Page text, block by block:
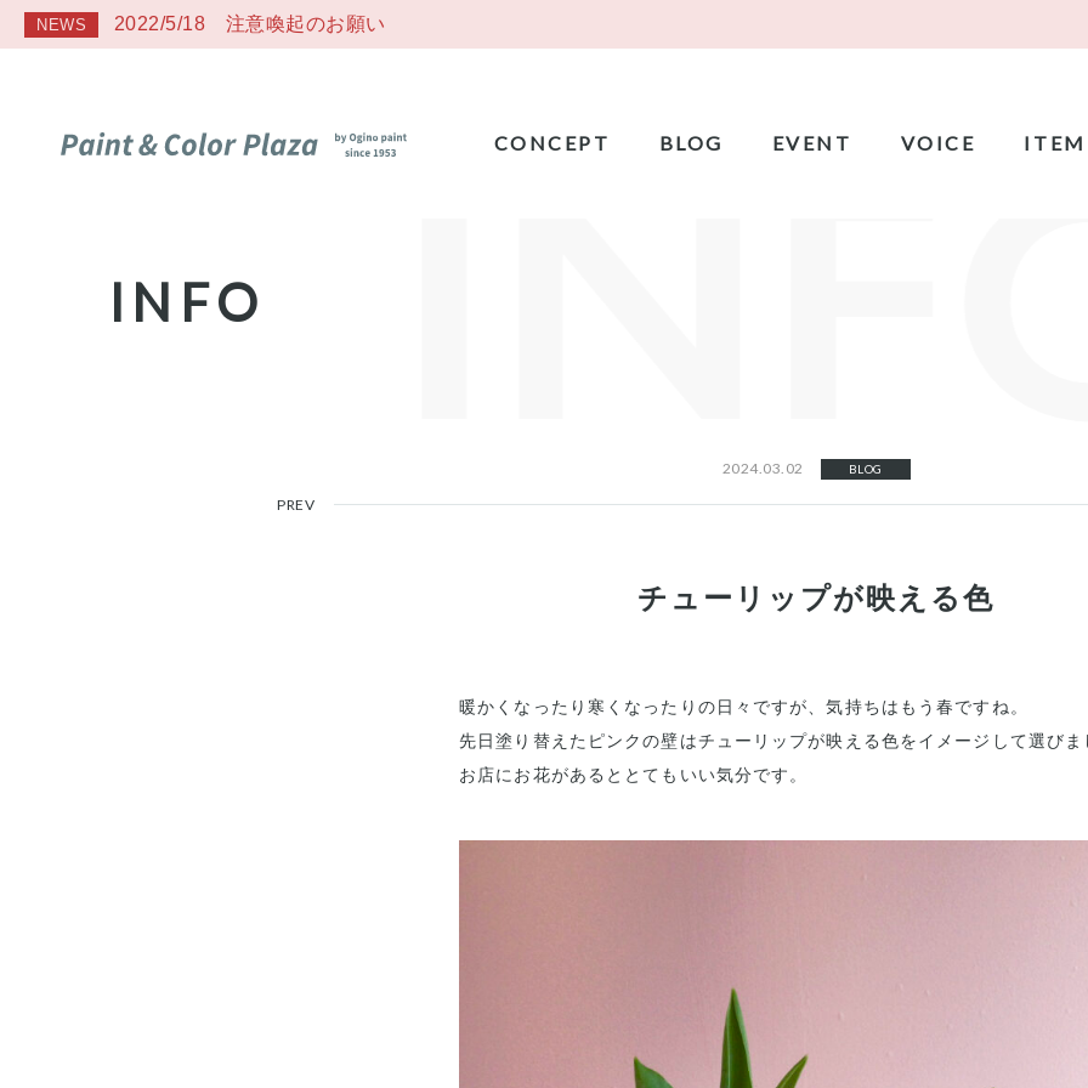
NEWS 2022/5/18 注意喚起のお願い
CONCEPT BLOG EVENT VOICE ITEM
INFO
2024.03.02 BLOG
PREV
チューリップが映える色
暖かくなったり寒くなったりの日々ですが、気持ちはもう春ですね。
先日塗り替えたピンクの壁はチューリップが映える色をイメージして選びま
お店にお花があるととてもいい気分です。